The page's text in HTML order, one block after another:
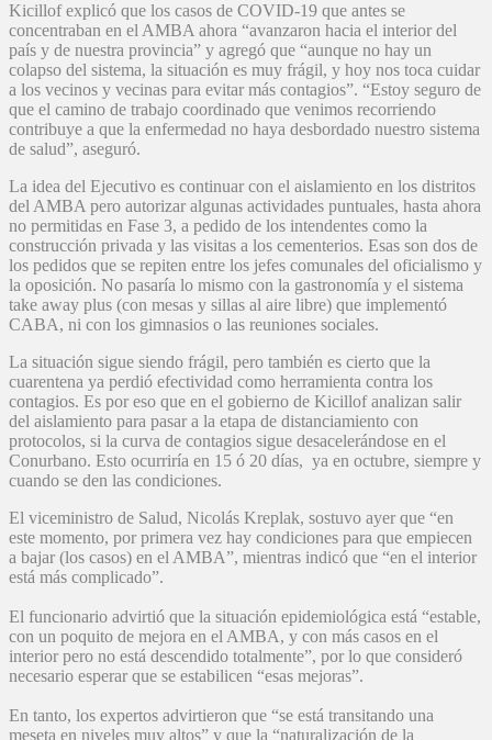
Kicillof explicó que los casos de COVID-19 que antes se
concentraban en el AMBA ahora “avanzaron hacia el interior del
país y de nuestra provincia” y agregó que “aunque no hay un
colapso del sistema, la situación es muy frágil, y hoy nos toca cuidar
a los vecinos y vecinas para evitar más contagios”. “Estoy seguro de
que el camino de trabajo coordinado que venimos recorriendo
contribuye a que la enfermedad no haya desbordado nuestro sistema
de salud”, aseguró.
La idea del Ejecutivo es continuar con el aislamiento en los distritos
del AMBA pero autorizar algunas actividades puntuales, hasta ahora
no permitidas en Fase 3, a pedido de los intendentes como la
construcción privada y las visitas a los cementerios. Esas son dos de
los pedidos que se repiten entre los jefes comunales del oficialismo y
la oposición. No pasaría lo mismo con la gastronomía y el sistema
take away plus (con mesas y sillas al aire libre) que implementó
CABA, ni con los gimnasios o las reuniones sociales.
La situación sigue siendo frágil, pero también es cierto que la
cuarentena ya perdió efectividad como herramienta contra los
contagios. Es por eso que en el gobierno de Kicillof analizan salir
del aislamiento para pasar a la etapa de distanciamiento con
protocolos, si la curva de contagios sigue desacelerándose en el
Conurbano. Esto ocurriría en 15 ó 20 días, ya en octubre, siempre y
cuando se den las condiciones.
El viceministro de Salud, Nicolás Kreplak, sostuvo ayer que “en
este momento, por primera vez hay condiciones para que empiecen
a bajar (los casos) en el AMBA”, mientras indicó que “en el interior
está más complicado”.
El funcionario advirtió que la situación epidemiológica está “estable,
con un poquito de mejora en el AMBA, y con más casos en el
interior pero no está descendido totalmente”, por lo que consideró
necesario esperar que se estabilicen “esas mejoras”.
En tanto, los expertos advirtieron que “se está transitando una
meseta en niveles muy altos” y que la “naturalización de la